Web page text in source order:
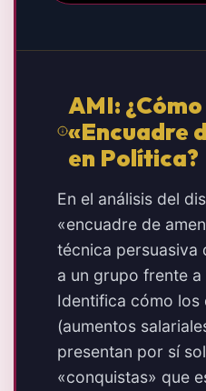
AMI:
«Encuadre
en Política?
En el análisis del
«encuadre de
técnica persuasiva
a un grupo frente
Identifica cómo
(aumentos
presentan por sí
«conquistas» que